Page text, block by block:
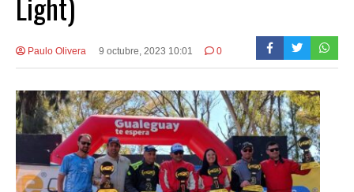
Paulo Olivera 9 octubre, 2023 10:01 0